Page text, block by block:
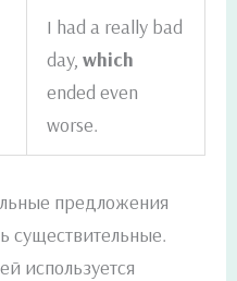
I had a really bad
day,which
ended even
worse.
предложения
существительные.
используется